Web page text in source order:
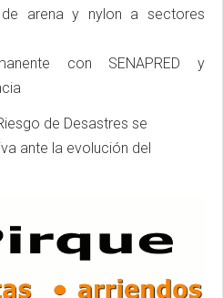
arena y nylon a sectores
con SENAPRED y
de Desastres se
ante la evolución del